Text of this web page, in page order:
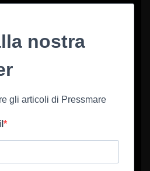
nostra
gli articoli di Pressmare